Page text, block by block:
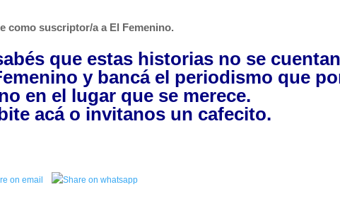
como suscriptor/a a El Femenino.
que estas historias no se
y bancá el periodismo que
en el lugar que se merece.
acáo invitanos un cafecito.